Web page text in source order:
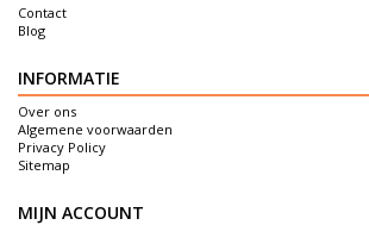
Contact
Blog
INFORMATIE
Over ons
Algemene voorwaarden
Privacy Policy
Sitemap
MIJN ACCOUNT